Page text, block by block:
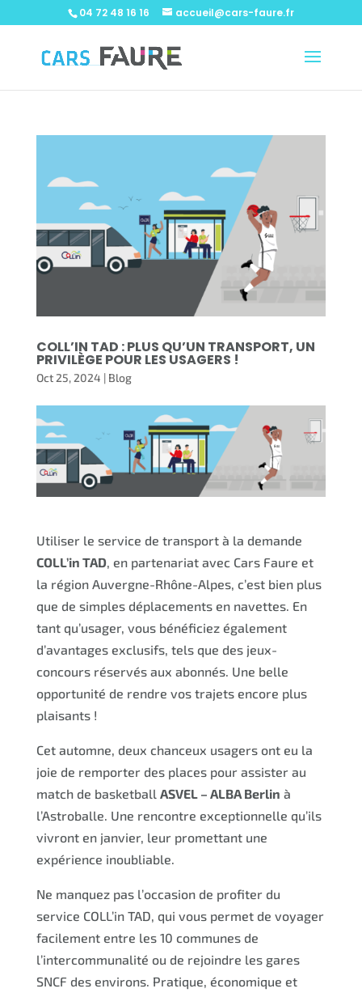
04 72 48 16 16 accueil@cars-faure.fr
COLL’IN TAD : PLUS QU’UN TRANSPORT, UN
PRIVILÈGE POUR LES USAGERS !
Oct 25, 2024 | Blog
Utiliser le service de transport à la demande
COLL’in TAD, en partenariat avec Cars Faure et
la région Auvergne-Rhône-Alpes, c’est bien plus
que de simples déplacements en navettes. En
tant qu’usager, vous bénéficiez également
d’avantages exclusifs, tels que des jeux-
concours réservés aux abonnés. Une belle
opportunité de rendre vos trajets encore plus
plaisants !
Cet automne, deux chanceux usagers ont eu la
joie de remporter des places pour assister au
match de basketball ASVEL – ALBA Berlin à
l’Astroballe. Une rencontre exceptionnelle qu’ils
vivront en janvier, leur promettant une
expérience inoubliable.
Ne manquez pas l’occasion de profiter du
service COLL’in TAD, qui vous permet de voyager
facilement entre les 10 communes de
l’intercommunalité ou de rejoindre les gares
SNCF des environs. Pratique, économique et